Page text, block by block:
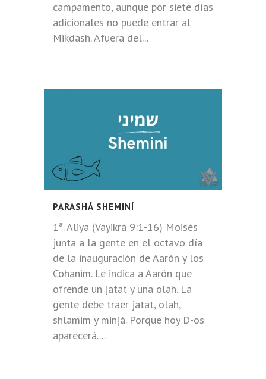
campamento, aunque por siete días
adicionales no puede entrar al
Mikdash. Afuera del...
PARASHÁ SHEMINÍ
1ª. Aliya (Vayikrá 9:1-16) Moisés
junta a la gente en el octavo día
de la inauguración de Aarón y los
Cohanim. Le indica a Aarón que
ofrende un jatat y una olah. La
gente debe traer jatat, olah,
shlamim y minjá. Porque hoy D-os
aparecerá....